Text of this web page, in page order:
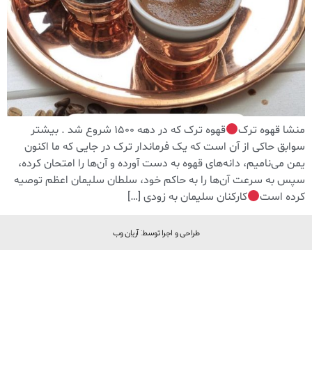
منشا قهوه ترک
قهوه ترک که در دهه 1500 شروع شد . بیشتر
سوابق حاکی از آن است که یک فرماندار ترک در جایی که ما اکنون
یمن می‌نامیم، دانه‌های قهوه به دست آورده و آن‌ها را امتحان کرده،
سپس به سرعت آن‌ها را به حاکم خود، سلطان سلیمان اعظم توصیه
کرده است
کارکنان سلیمان به زودی […]
طراحی و اجرا توسط: آریان وب